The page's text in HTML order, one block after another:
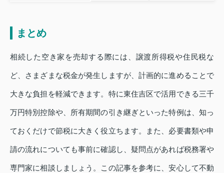
まとめ
相続した空き家を売却する際には、譲渡所得税や住民税な
ど、さまざまな税金が発生しますが、計画的に進めることで
大きな負担を軽減できます。特に東住吉区で活用できる三千
万円特別控除や、所有期間の引き継ぎといった特例は、知っ
ておくだけで節税に大きく役立ちます。また、必要書類や申
請の流れについても事前に確認し、疑問点があれば税務署や
専門家に相談しましょう。この記事を参考に、安心して不動